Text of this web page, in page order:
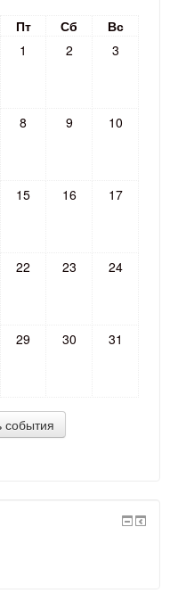
Пт Сб
Вс
1
2 3
8 9 10
15 16 17
22 23 24
29 30 31